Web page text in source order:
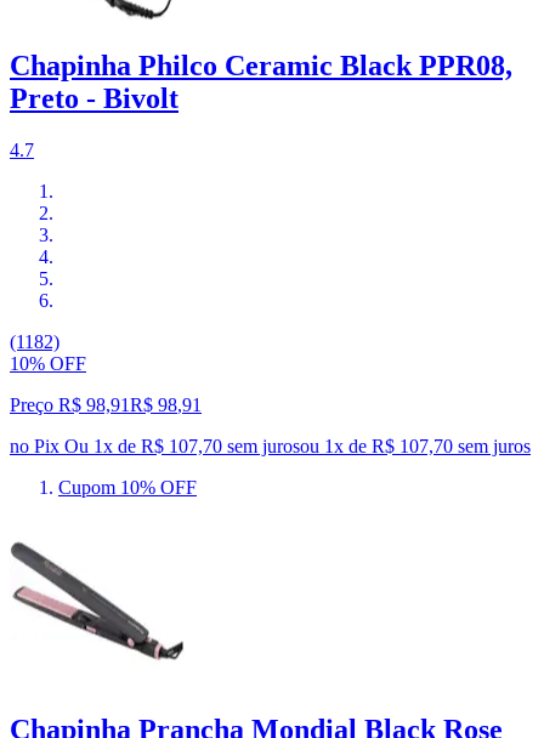
Chapinha Philco Ceramic Black PPR08,
Preto - Bivolt
4.7
(1182)
10% OFF
Preço R$ 98,91R$ 98,91
no Pix Ou 1x de R$ 107,70 sem jurosou 1x de R$ 107,70 sem juros
Cupom 10% OFF
Chapinha Prancha Mondial Black Rose